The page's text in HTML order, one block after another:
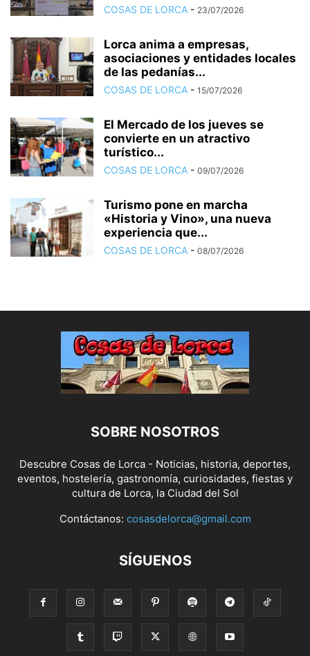
COSAS DE LORCA - 23/07/2026
Lorca anima a empresas,
asociaciones y entidades locales
de las pedanías...
COSAS DE LORCA - 15/07/2026
El Mercado de los jueves se
convierte en un atractivo
turístico...
COSAS DE LORCA - 09/07/2026
Turismo pone en marcha
«Historia y Vino», una nueva
experiencia que...
COSAS DE LORCA - 08/07/2026
SOBRE NOSOTROS
Descubre Cosas de Lorca - Noticias, historia, deportes,
eventos, hostelería, gastronomía, curiosidades, fiestas y
cultura de Lorca, la Ciudad del Sol
Contáctanos: cosasdelorca@gmail.com
SÍGUENOS